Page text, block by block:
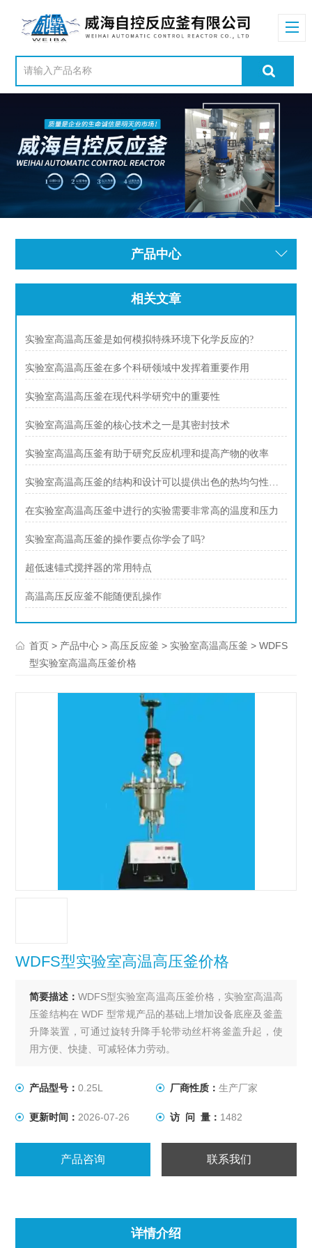
产品中心
相关文章
实验室高温高压釜是如何模拟特殊环境下化学反应的?
实验室高温高压釜在多个科研领域中发挥着重要作用
实验室高温高压釜在现代科学研究中的重要性
实验室高温高压釜的核心技术之一是其密封技术
实验室高温高压釜有助于研究反应机理和提高产物的收率
实验室高温高压釜的结构和设计可以提供出色的热均匀性和压力稳定性
在实验室高温高压釜中进行的实验需要非常高的温度和压力
实验室高温高压釜的操作要点你学会了吗?
超低速锚式搅拌器的常用特点
高温高压反应釜不能随便乱操作
首页 > 产品中心 >高压反应釜 > 实验室高温高压釜 > WDFS
型实验室高温高压釜价格
WDFS型实验室高温高压釜价格
简要描述：WDFS型实验室高温高压釜价格，实验室高温高
压釜结构在 WDF 型常规产品的基础上增加设备底座及釜盖
升降装置，可通过旋转升降手轮带动丝杆将釜盖升起，使
用方便、快捷、可减轻体力劳动。
产品型号：0.25L 厂商性质： 生产厂家
更新时间： 2026-07-26 访 问 量： 1482
产品咨询 联系我们
详情介绍